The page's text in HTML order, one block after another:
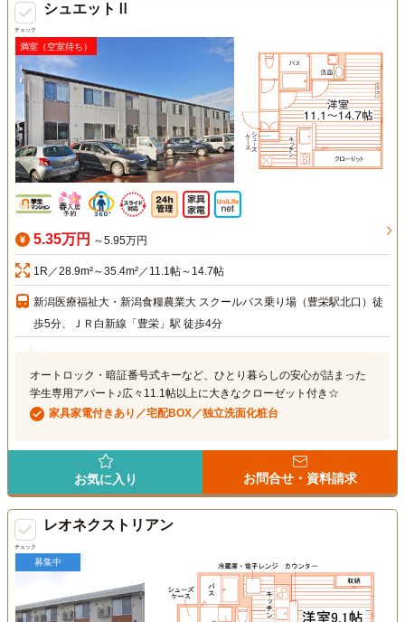
チェック
シュエットⅡ
満室（空室待ち）
5.35万円 ～5.95万円
1R／28.9m²～35.4m²／11.1帖～14.7帖
新潟医療福祉大・新潟食糧農業大 スクールバス乗り場（豊栄駅北口）徒
歩5分、ＪＲ白新線「豊栄」駅 徒歩4分
オートロック・暗証番号式キーなど、ひとり暮らしの安心が詰まった
学生専用アパート♪広々11.1帖以上に大きなクローゼット付き☆
家具家電付きあり／宅配BOX／独立洗面化粧台
お気に入り お問合せ・資料請求
チェック
レオネクストリアン
募集中